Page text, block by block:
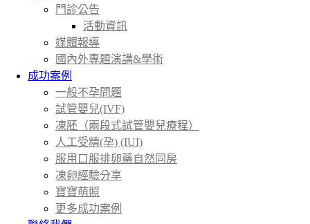
門診公告
活動資訊
媒體報導
國內外專題演講&學術
成功案例
一般不孕問題
試管嬰兒(IVF)
凍胚（兩段式試管嬰兒療程）
人工受精(孕) (IUI)
服用口服排卵藥自然同房
凍卵經驗分享
寶寶萌照
更多成功案例